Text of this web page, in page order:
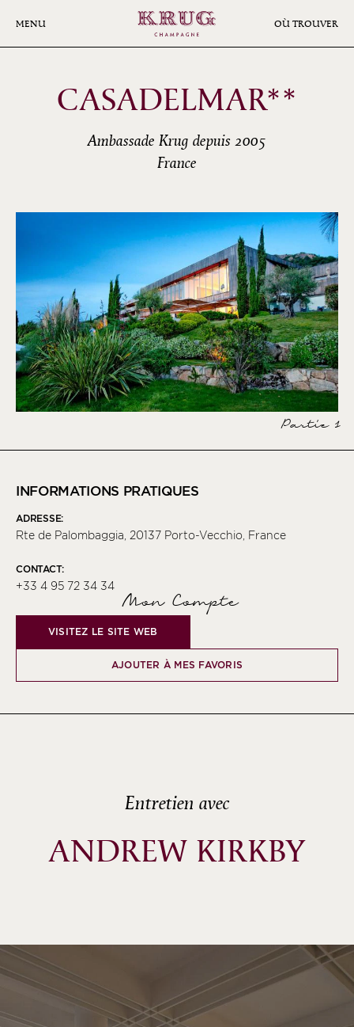
MENU OÙ TROUVER
CASADELMAR**
Ambassade Krug depuis 2005
France
Partie 1
INFORMATIONS PRATIQUES
ADRESSE:
Rte de Palombaggia, 20137 Porto-Vecchio, France
CONTACT:
+33 4 95 72 34 34
Mon Compte
VISITEZ LE SITE WEB
AJOUTER À MES FAVORIS
Entretien avec
ANDREW KIRKBY